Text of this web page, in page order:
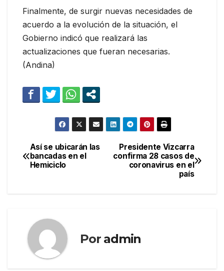
Finalmente, de surgir nuevas necesidades de
acuerdo a la evolución de la situación, el
Gobierno indicó que realizará las
actualizaciones que fueran necesarias.
(Andina)
Navegación
de
Presidente Vizcarra
confirma 28 casos de
coronavirus en el
país
Así se ubicarán las
bancadas en el
Hemiciclo
Por admin